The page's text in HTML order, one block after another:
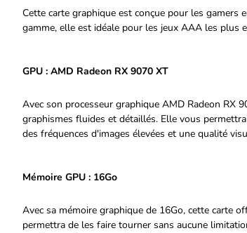
Cette carte graphique est conçue pour les gamers
gamme, elle est idéale pour les jeux AAA les plus
GPU : AMD Radeon RX 9070 XT
Avec son processeur graphique AMD Radeon RX
graphismes fluides et détaillés. Elle vous
des fréquences d'images élevées et une qualité
Mémoire GPU : 16Go
Avec sa mémoire graphique de 16Go, cette carte
permettra de les faire tourner sans aucune